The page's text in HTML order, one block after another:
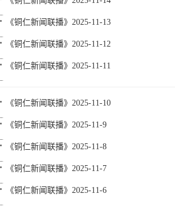
《铜仁新闻联播》2025-11-13
《铜仁新闻联播》2025-11-12
《铜仁新闻联播》2025-11-11
《铜仁新闻联播》2025-11-10
《铜仁新闻联播》2025-11-9
《铜仁新闻联播》2025-11-8
《铜仁新闻联播》2025-11-7
《铜仁新闻联播》2025-11-6